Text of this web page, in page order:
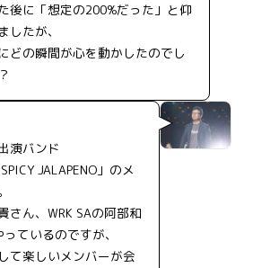
後に「想定の200%だった」と仰
したが、
どの瞬間が心を動かしたのでし
演バンド
JALAPENO」のメ
さん、WRK SAの阿部和
ているのですが、
て楽しいメンバーが会